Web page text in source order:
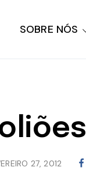
SOBRE NÓS
27, 2012